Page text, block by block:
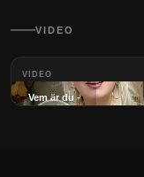
VIDEO
Vem är du -
VIDEO